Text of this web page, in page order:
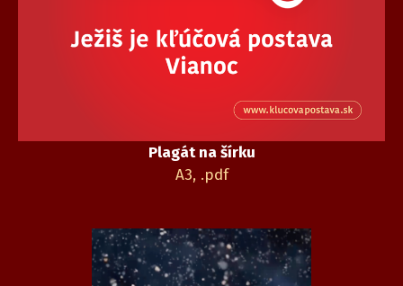
Plagát na šírku
A3, .pdf